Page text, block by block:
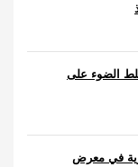
الضوء على
في معرض